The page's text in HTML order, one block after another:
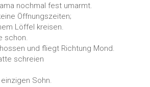
nochmal fest umarmt.
Öffnungszeiten;
Löffel kreisen.
schon.
und fliegt Richtung Mond.
schreien
Sohn.